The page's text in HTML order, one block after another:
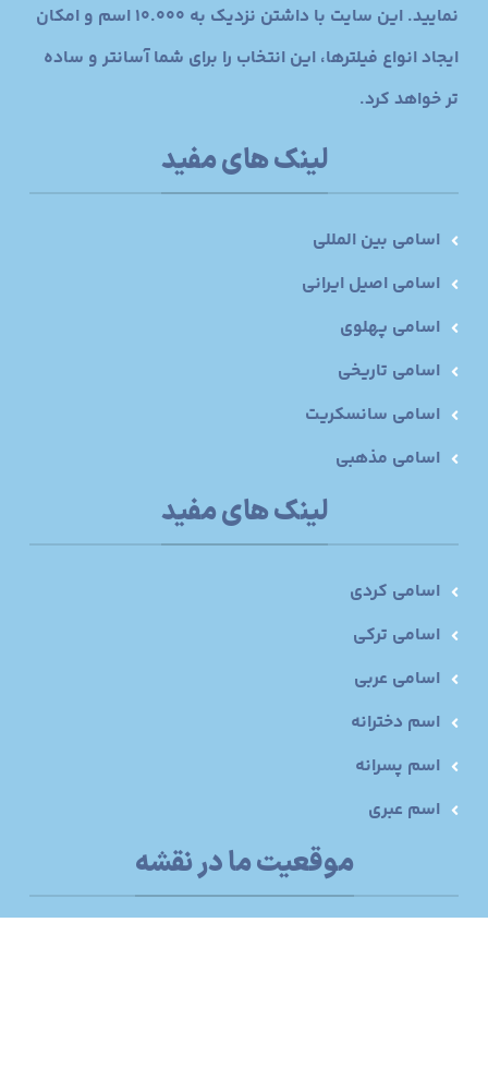
نمایید. این سایت با داشتن نزدیک به 10.000 اسم و امکان
ایجاد انواع فیلترها، این انتخاب را برای شما آسانتر و ساده
تر خواهد کرد.
لینک های مفید
اسامی بین المللی
اسامی اصیل ایرانی
اسامی پهلوی
اسامی تاریخی
اسامی سانسکریت
اسامی مذهبی
لینک های مفید
اسامی کردی
اسامی ترکی
اسامی عربی
اسم دخترانه
اسم پسرانه
اسم عبری
موقعیت ما در نقشه